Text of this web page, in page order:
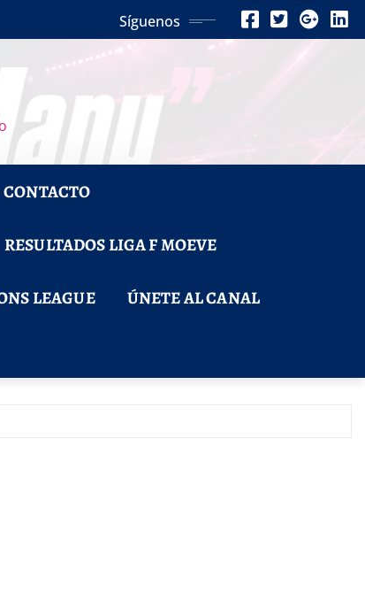
Síguenos
CONTACTO
RESULTADOS LIGA F MOEVE
LEAGUE ÚNETE AL CANAL